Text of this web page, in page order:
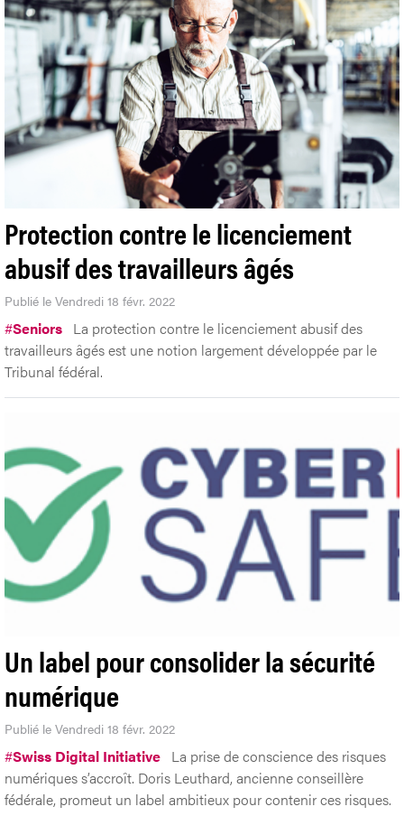
Protection contre le licenciement
abusif des travailleurs âgés
Publié le Vendredi 18 févr. 2022
#Seniors La protection contre le licenciement abusif des
travailleurs âgés est une notion largement développée par le
Tribunal fédéral.
Un label pour consolider la sécurité
numérique
Publié le Vendredi 18 févr. 2022
#Swiss Digital Initiative La prise de conscience des risques
numériques s’accroît. Doris Leuthard, ancienne conseillère
fédérale, promeut un label ambitieux pour contenir ces risques.